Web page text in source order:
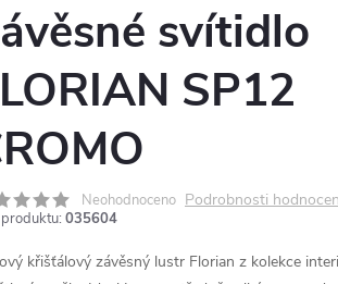
svítidlo
SP12
Neohodnoceno Podrobnosti
035604
křišťálový závěsný lustr Florian z kolekce